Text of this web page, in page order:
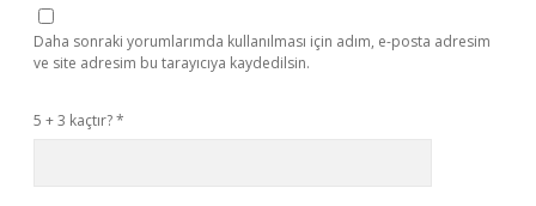
Daha sonraki yorumlarımda kullanılması için adım, e-posta adresim
ve site adresim bu tarayıcıya kaydedilsin.
5 + 3 kaçtır?*